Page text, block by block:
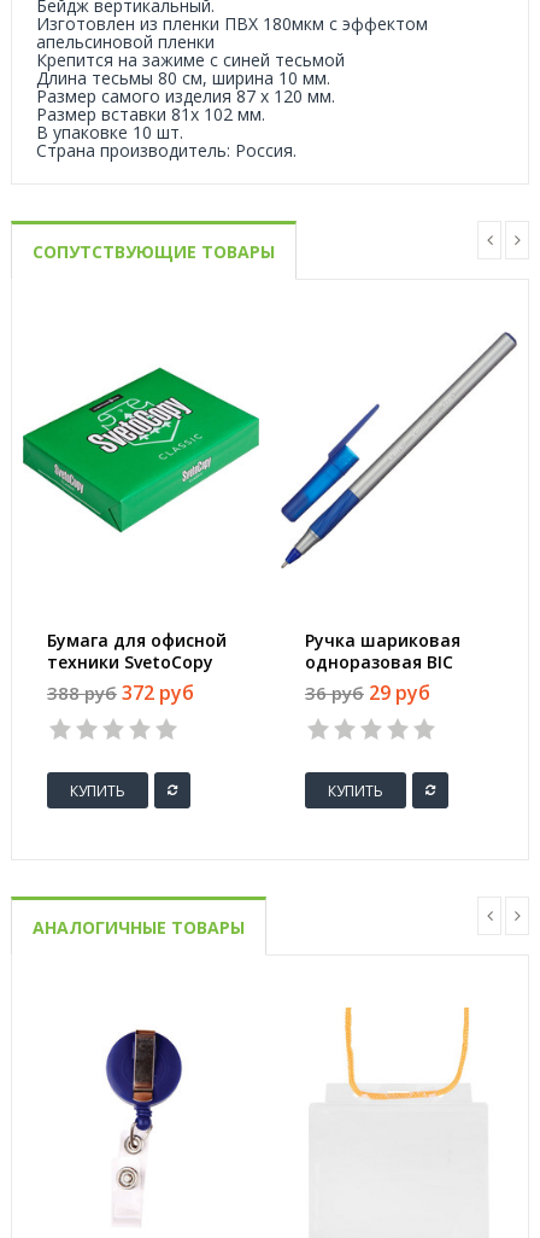
Бейдж вертикальный.
Изготовлен из пленки ПВХ 180мкм с эффектом
апельсиновой пленки
Крепится на зажиме с синей тесьмой
Длина тесьмы 80 см, ширина 10 мм.
Размер самого изделия 87 x 120 мм.
Размер вставки 81x 102 мм.
В упаковке 10 шт.
Страна производитель: Россия.
СОПУТСТВУЮЩИЕ ТОВАРЫ
Бумага для офисной
техники SvetoCopy
(A4, марка C, 80 г/
кв.м, 500 листов)
388 руб 372 руб
КУПИТЬ
Ручка шариковая
одноразовая BIC
Round Stic Exact
синяя (толщина
линии 0.28 мм)
36 руб 29 руб
КУПИТЬ
АНАЛОГИЧНЫЕ ТОВАРЫ